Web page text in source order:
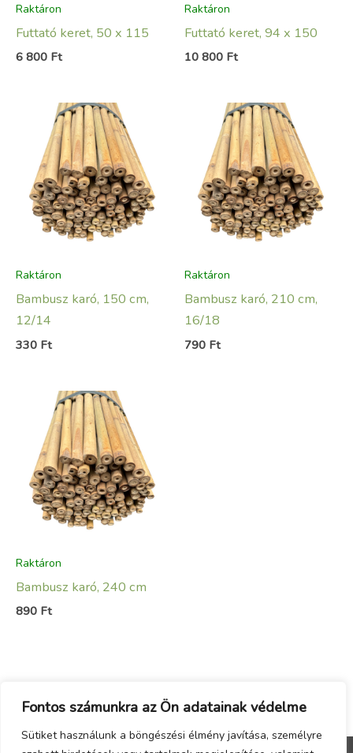
Fontos számunkra az Ön adatainak védelme
Sütiket használunk a böngészési élmény javítása, személyre
Raktáron
Futtató keret, 50 x 115
6 800 Ft
Raktáron
Futtató keret, 94 x 150
10 800 Ft
Raktáron
Bambusz karó, 150 cm,
12/14
330 Ft
Raktáron
Bambusz karó, 210 cm,
16/18
790 Ft
Raktáron
Bambusz karó, 240 cm
890 Ft